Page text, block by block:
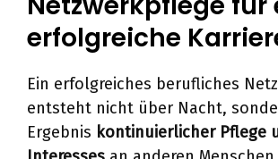
erfolgreiche
Ein erfolgreiches berufliches
entsteht nicht über Nacht,
Ergebnis kontinuierlicher Pflege